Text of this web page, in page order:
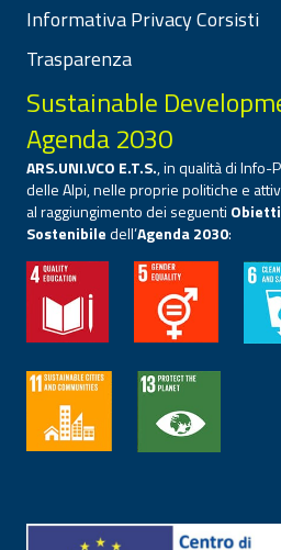
Informativa Privacy Corsisti
Trasparenza
Sustainable
Agenda 2030
ARS.UNI.VCO E.T.S., in qualità di Info-
delle Alpi, nelle proprie politiche e
al raggiungimento dei seguenti
Sostenibiledell’Agenda 2030: